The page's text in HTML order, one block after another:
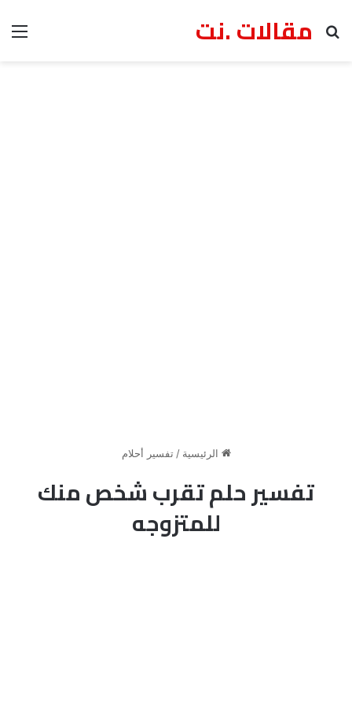
مقالات .نت
بحث عن
الرئيسية / تفسير أحلام
تفسير حلم تقرب شخص منك
للمتزوجه